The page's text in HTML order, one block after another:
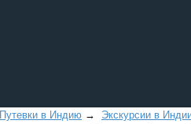
Путевки в Индию → Экскурсии в